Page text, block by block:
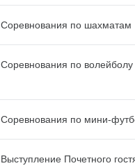
Соревнования по шахматам
Соревнования по волейболу
Соревнования по мини-
Выступление Почетного